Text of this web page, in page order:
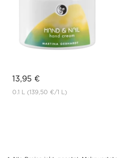
13,95 €
0.1 L (139,50 €/1 L)